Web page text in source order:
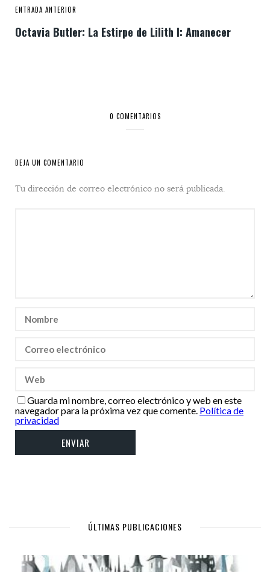
ENTRADA ANTERIOR
Octavia Butler: La Estirpe de Lilith I: Amanecer
0 COMENTARIOS
DEJA UN COMENTARIO
Tu dirección de correo electrónico no será publicada.
Guarda mi nombre, correo electrónico y web en este
navegador para la próxima vez que comente. Política de
privacidad
ÚLTIMAS PUBLICACIONES